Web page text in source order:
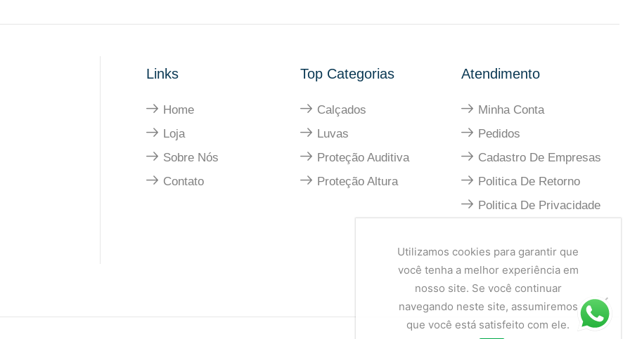
Links
Home
Loja
Sobre Nós
Contato
Top Categorias
Calçados
Luvas
Proteção Auditiva
Proteção Altura
Atendimento
Minha Conta
Pedidos
Cadastro De Empresas
Politica De Retorno
Politica De Privacidade
Utilizamos cookies para garantir que
você tenha a melhor experiência em
nosso site. Se você continuar
navegando neste site, assumiremos
que você está satisfeito com ele.